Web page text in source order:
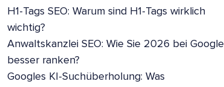
H1-Tags SEO: Warum sind H1-Tags wirklich
wichtig?
Anwaltskanzlei SEO: Wie Sie 2026 bei Google
besser ranken?
Googles KI-Suchüberholung: Was